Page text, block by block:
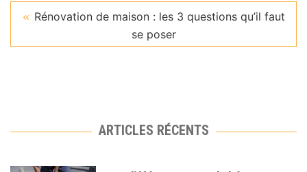
Rénovation de maison : les 3 questions qu’il faut
se poser
ARTICLES RÉCENTS